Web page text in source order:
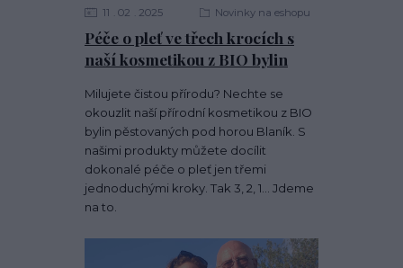
Péče o pleť ve třech krocích s
naší kosmetikou z BIO bylin
11 02 2025 Novinky na eshopu
Milujete čistou přírodu? Nechte se
okouzlit naší přírodní kosmetikou z BIO
bylin pěstovaných pod horou Blaník. S
našimi produkty můžete docílit
dokonalé péče o pleť jen třemi
jednoduchými kroky. Tak 3, 2, 1… Jdeme
na to.